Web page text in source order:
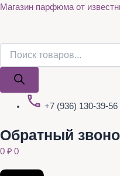
Перейти
Магазин парфюма от
Поиск
+7 (936) 130-39-56
Обратный
0 ₽ 0
Поиск
Quantity